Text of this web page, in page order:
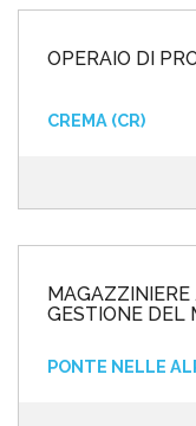
OPERAIO DI
CREMA (CR)
GESTIONE DEL
PONTE NELLE